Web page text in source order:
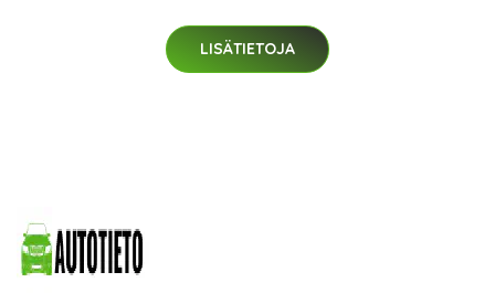
LISÄTIETOJA